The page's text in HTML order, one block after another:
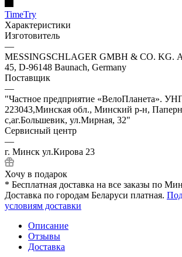
TimeTry
Характеристики
Изготовитель
—
MESSINGSCHLAGER GMBH & CO. KG.
45, D-96148 Baunach, Germany
Поставщик
—
"Частное предприятие «ВелоПланета».
223043,Минская обл., Минский р-н,
с,аг.Большевик, ул.Мирная, 32"
Сервисный центр
—
г. Минск ул.Кирова 23
Хочу в подарок
* Бесплатная доставка на все заказы по
Доставка по городам Беларуси платная.
условиям доставки
Описание
Отзывы
Доставка